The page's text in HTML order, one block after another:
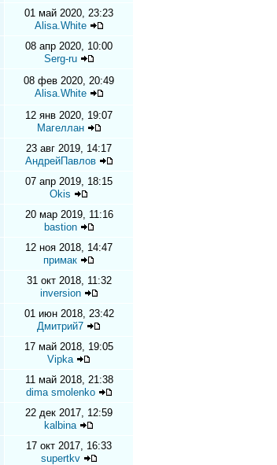
01 май 2020, 23:23
Alisa.White
08 апр 2020, 10:00
Serg-ru
08 фев 2020, 20:49
Alisa.White
12 янв 2020, 19:07
Магеллан
23 авг 2019, 14:17
АндрейПавлов
07 апр 2019, 18:15
Okis
20 мар 2019, 11:16
bastion
12 ноя 2018, 14:47
примак
31 окт 2018, 11:32
inversion
01 июн 2018, 23:42
Дмитрий7
17 май 2018, 19:05
Vipka
11 май 2018, 21:38
dima smolenko
22 дек 2017, 12:59
kalbina
17 окт 2017, 16:33
supertkv